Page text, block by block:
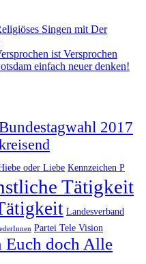
Singen mit Der
ist Versprochen
einfach neuer denken!
2017
oder Liebe Kennzeichen P
Tätigkeit
Landesverband
Partei Tele Vision
Euch doch Alle